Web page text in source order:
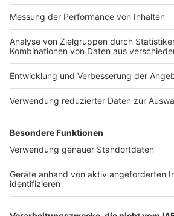
Impressum
Nutzungsbedingungen
Jobs
Presse
Werben
Archiv
ANTENNE BAYERN GROUP
Stiftung ANTENNE BAYERN
hilft
Kontakt
Studio-